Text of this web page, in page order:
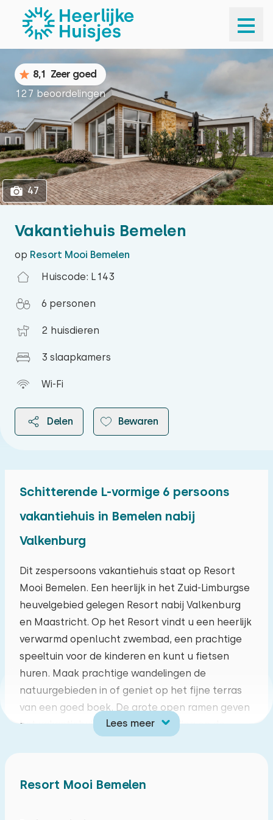
1
Vakantiehuis Bemelen
op Resort Mooi Bemelen
Huiscode: L143
6 personen
2 huisdieren
3 slaapkamers
Wi-Fi
Delen Bewaren
8,1 Zeer goed
127 beoordelingen
47
Schitterende L-vormige 6 persoons
vakantiehuis in Bemelen nabij
Valkenburg
Dit zespersoons vakantiehuis staat op Resort
Mooi Bemelen. Een heerlijk in het Zuid-Limburgse
heuvelgebied gelegen Resort nabij Valkenburg
en Maastricht. Op het Resort vindt u een heerlijk
verwarmd openlucht zwembad, een prachtige
speeltuin voor de kinderen en kunt u fietsen
huren. Maak prachtige wandelingen de
natuurgebieden in of geniet op het fijne terras
van een goed boek. De grote open ramen geven
het vakantiehuis een open uitstraling en de
omliggende steden als Valkenburg en
Lees meer
ma di wo do vr za zo
27 28 29 30 31 01 02
03 04 05 06 07 08 09
10 11 12 13 14 15
17 18 19 20 21 22 23
Resort Mooi Bemelen